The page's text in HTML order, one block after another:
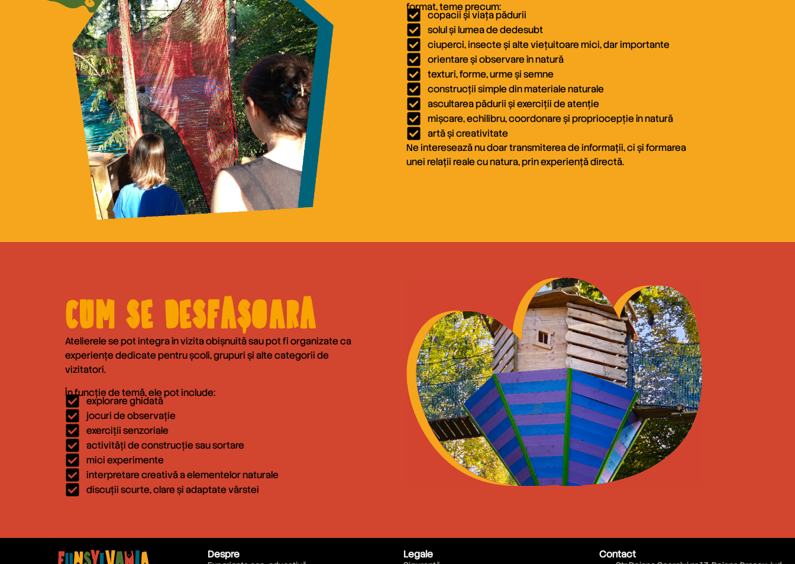
format, teme precum:
copacii și viața pădurii
solul și lumea de dedesubt
ciuperci, insecte și alte viețuitoare mici, dar importante
orientare și observare în natură
texturi, forme, urme și semne
construcții simple din materiale naturale
ascultarea pădurii și exerciții de atenție
mișcare, echilibru, coordonare și propriocepție în natură
artă și creativitate
Ne interesează nu doar transmiterea de informații, ci și formarea
unei relații reale cu natura, prin experiență directă.
Cum se desfășoară
Atelierele se pot integra în vizita obișnuită sau pot fi organizate ca
experiențe dedicate pentru școli, grupuri și alte categorii de
vizitatori.
În funcție de temă, ele pot include:
explorare ghidată
jocuri de observație
exerciții senzoriale
activități de construcție sau sortare
mici experimente
interpretare creativă a elementelor naturale
discuții scurte, clare și adaptate vârstei
Despre Legale Contact